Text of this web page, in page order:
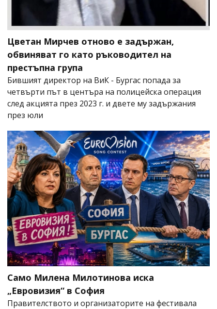
Цветан Мирчев отново е задържан,
обвиняват го като ръководител на
престъпна група
Бившият директор на ВиК - Бургас попада за
четвърти път в центъра на полицейска операция
след акцията през 2023 г. и двете му задържания
през юли
Само Милена Милотинова иска
„Евровизия“ в София
Правителството и организаторите на фестивала